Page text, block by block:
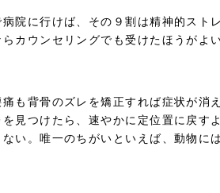
院に行けば、その９割は精神的スト
カウンセリングでも受けたほうがよ
も背骨のズレを矯正すれば症状が消
見つけたら、速やかに定位置に戻す
い。唯一のちがいといえば、動物に